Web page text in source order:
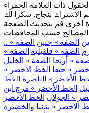
ذات العلامة الحمراء
الاشتراك بنجاح, شكرا لك
اخرى قم بتحديث الصفحة
المصالح حسب المحافظات
الضفة » جنين الضفة »
الضفة » قلقيلية الضفة »
» أريحا الضفة » الخليل
» حيفا الخط الأخضر »
الأخضر » الناصرة الخط
الخط الأخضر » مرج ابن
» الجولان الخط الأخضر
الأخضر » نتانيا والخضيرة